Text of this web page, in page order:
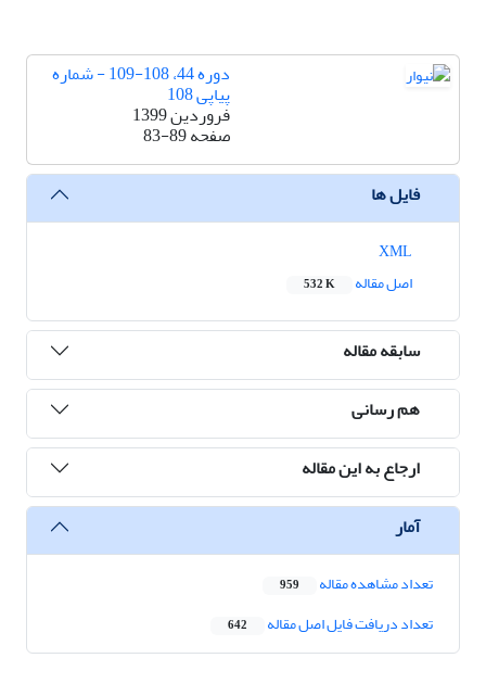
دوره 44، 108-109 - شماره
پیاپی 108
فروردین 1399
صفحه83-89
فایل ها
اصل مقاله
532 K
سابقه مقاله
هم رسانی
ارجاع به این مقاله
آمار
تعداد مشاهده مقاله 959
تعداد دریافت فایل اصل مقاله 642